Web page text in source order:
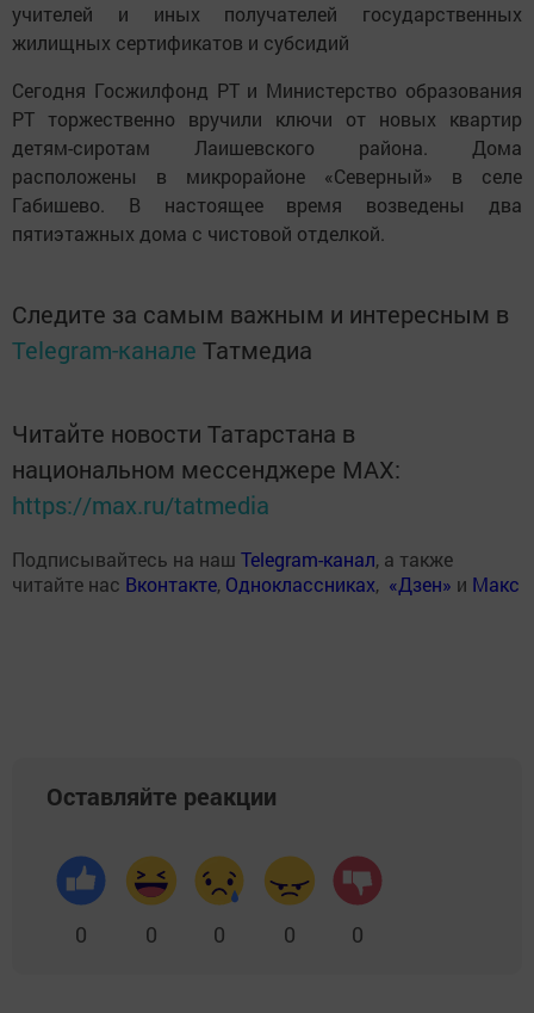
учителей и иных получателей государственных
жилищных сертификатов и субсидий
Сегодня Госжилфонд РТ и Министерство образования
РТ торжественно вручили ключи от новых квартир
детям-сиротам Лаишевского района. Дома
расположены в микрорайоне «Северный» в селе
Габишево. В настоящее время возведены два
пятиэтажных дома с чистовой отделкой.
Следите за самым важным и интересным в
Telegram-канале Татмедиа
Читайте новости Татарстана в
национальном мессенджере MАХ:
https://max.ru/tatmedia
Подписывайтесь на наш Telegram-канал, а также
читайте нас Вконтакте, Одноклассниках, «Дзен» и Макс
Оставляйте реакции
0 0 0 0 0